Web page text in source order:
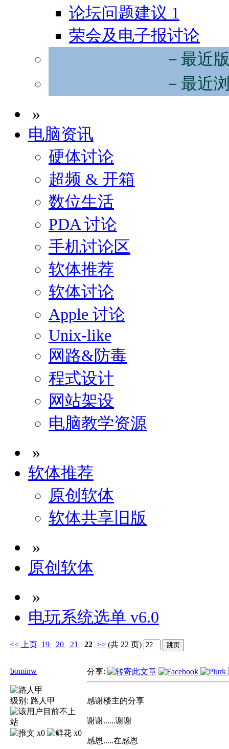
论坛问题建议 1
荣会及电子报讨论
－最近
－最近
»
电脑资讯
硬体讨论
超频 & 开箱
数位生活
PDA 讨论
手机讨论区
软体推荐
软体讨论
Apple 讨论
Unix-like
网路&防毒
程式设计
网站架设
电脑教学资源
»
软体推荐
原创软体
软体共享旧版
»
原创软体
»
电玩系统选单 v6.0
<< 上页 19 20 21 22 >> (共 22 页)
bominw
级别: 路人甲
x0 x0
分享:
感谢楼主的分享
谢谢......谢谢
感恩.....在感恩